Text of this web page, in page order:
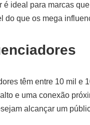
é ideal para marcas
do que os mega
têm entre 10 mil e
e uma conexão
alcançar um